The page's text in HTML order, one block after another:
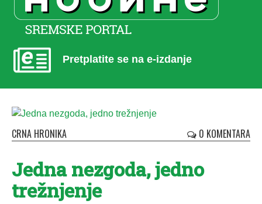
Pretplatite se na e-izdanje
CRNA HRONIKA 0 KOMENTARA
Jedna nezgoda, jedno
trežnjenje